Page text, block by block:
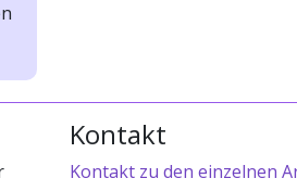
Kontakt
Kontakt zu den einzelnen